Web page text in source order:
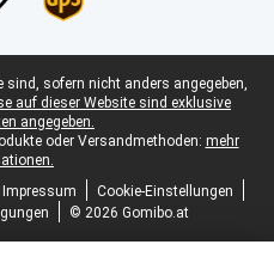
sind, sofern nicht anders angegeben,
auf dieser Website sind exklusive
angegeben.
oder Versandmethoden: mehr
Impressum
Cookie-Einstellungen
© 2026 Gomibo.at